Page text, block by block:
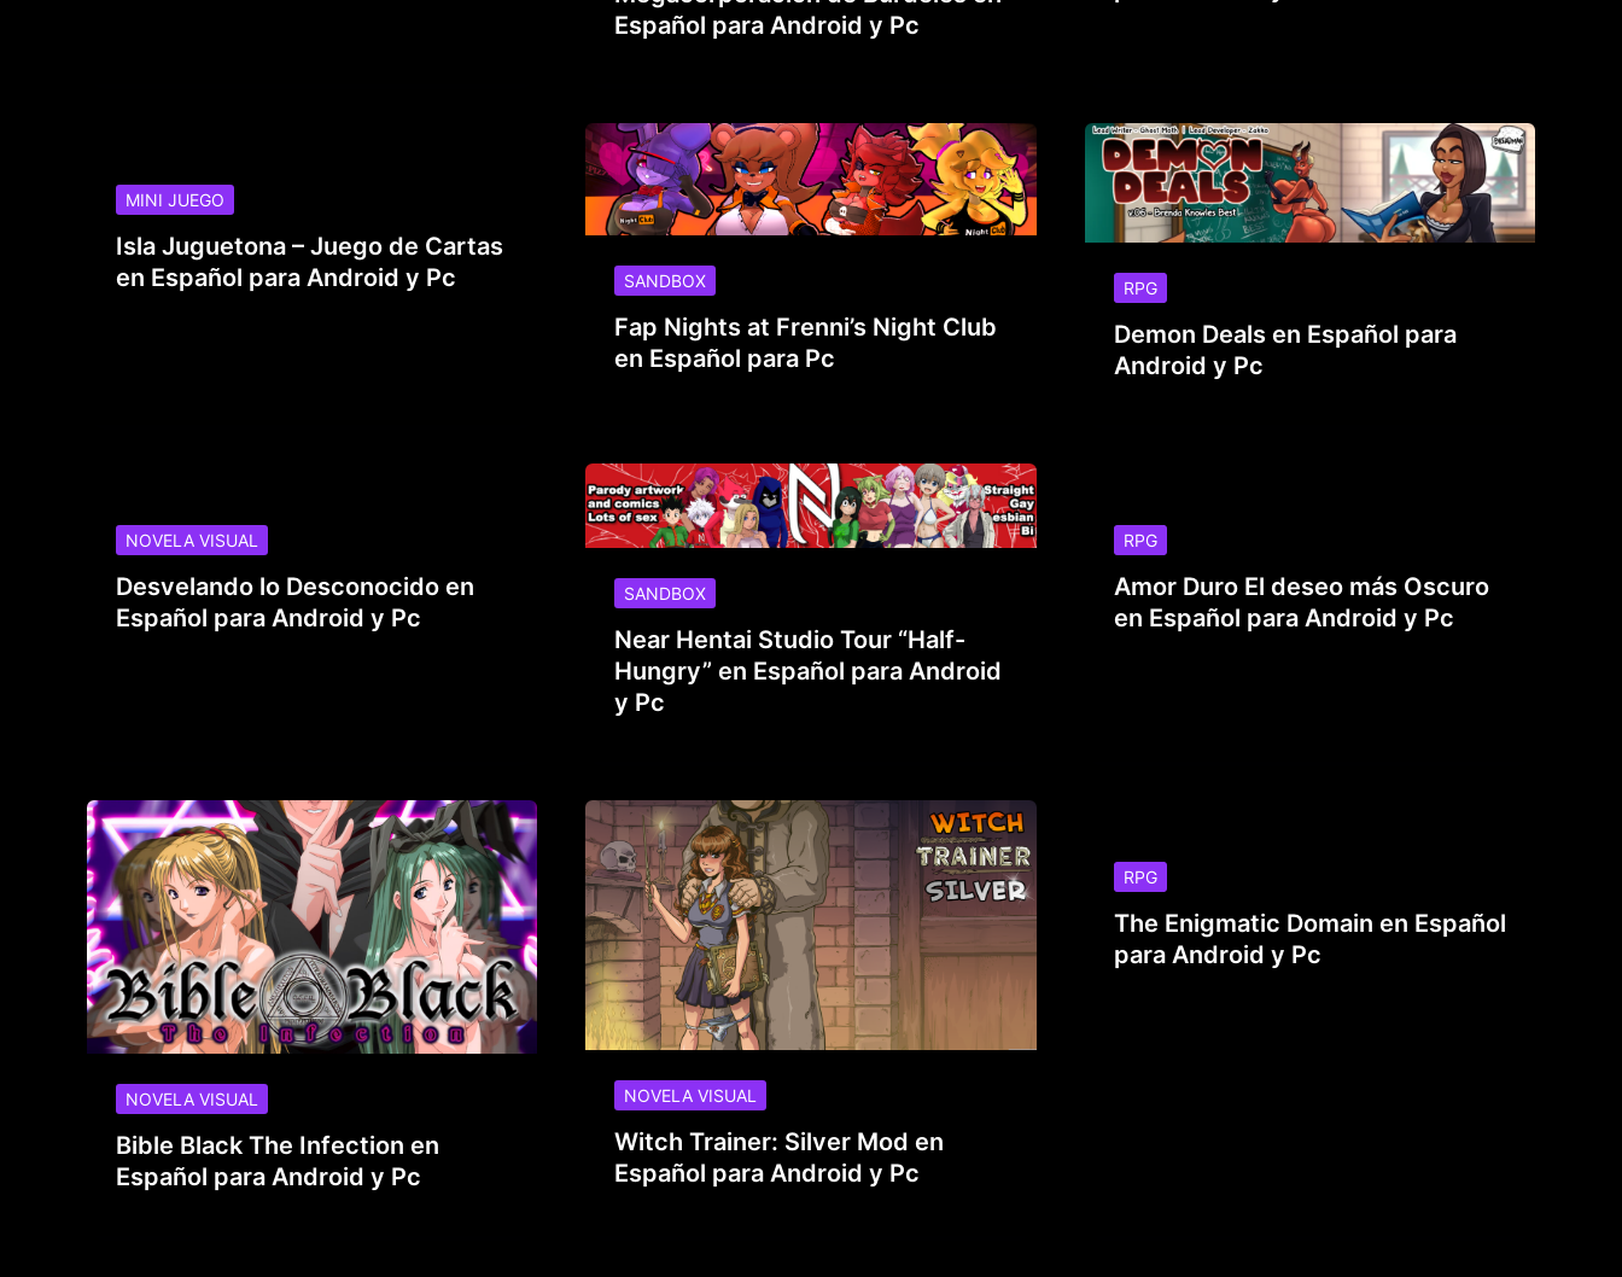
Español para Android y Pc
MINI JUEGO
Isla Juguetona – Juego de Cartas
en Español para Android y Pc
SANDBOX
Fap Nights at Frenni’s Night Club
en Español para Pc
RPG
Demon Deals en Español para
Android y Pc
NOVELA VISUAL
Desvelando lo Desconocido en
Español para Android y Pc
SANDBOX
Near Hentai Studio Tour “Half-
Hungry” en Español para Android
y Pc
RPG
Amor Duro El deseo más Oscuro
en Español para Android y Pc
NOVELA VISUAL
Bible Black The Infection en
Español para Android y Pc
NOVELA VISUAL
Witch Trainer: Silver Mod en
Español para Android y Pc
RPG
The Enigmatic Domain en Español
para Android y Pc